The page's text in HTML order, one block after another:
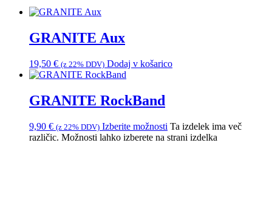
GRANITE Aux
19,50 € (z 22% DDV) Dodaj v košarico
GRANITE RockBand
9,90 € (z 22% DDV) Izberite možnosti Ta izdelek ima več
različic. Možnosti lahko izberete na strani izdelka